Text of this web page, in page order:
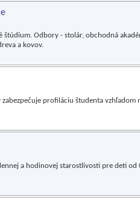
Odbory - stolár, obchodná
a kovov.
profiláciu študenta vzhľadom
a hodinovej starostlivosti pre deti